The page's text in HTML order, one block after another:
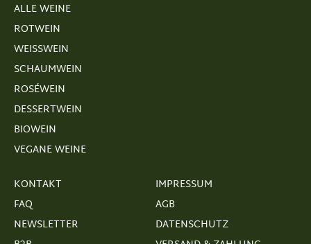
ALLE WEINE
ROTWEIN
WEISSWEIN
SCHAUMWEIN
ROSÉWEIN
DESSERTWEIN
BIOWEIN
VEGANE WEINE
KONTAKT
FAQ
NEWSLETTER
IMPRESSUM
AGB
DATENSCHUTZ